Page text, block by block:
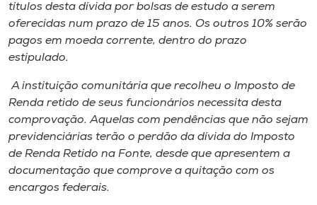
títulos desta dívida por bolsas de estudo a serem
oferecidas num prazo de 15 anos. Os outros 10% serão
pagos em moeda corrente, dentro do prazo
estipulado.
A instituição comunitária que recolheu o Imposto de
Renda retido de seus funcionários necessita desta
comprovação. Aquelas com pendências que não sejam
previdenciárias terão o perdão da dívida do Imposto
de Renda Retido na Fonte, desde que apresentem a
documentação que comprove a quitação com os
encargos federais.